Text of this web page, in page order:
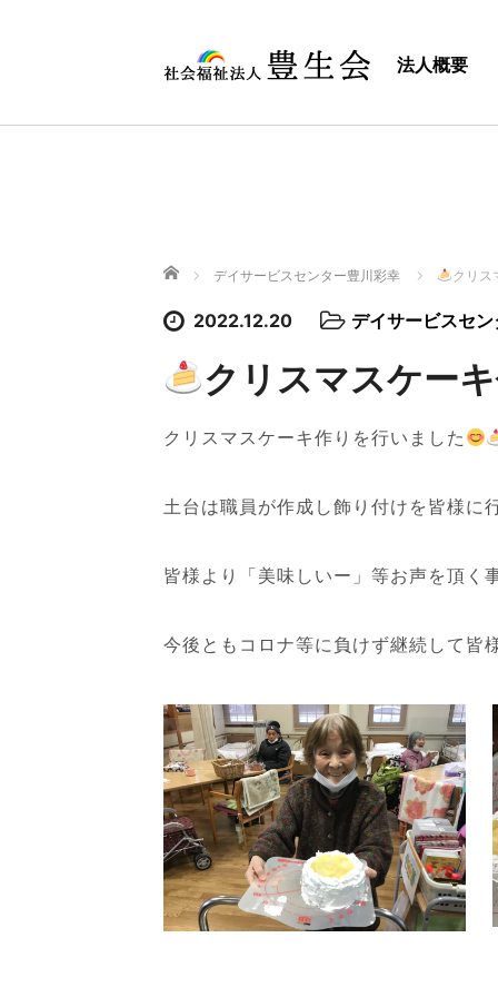
法人概要
ホーム デイサービスセンター豊川彩幸 クリス
2022.12.20 デイサービスセ
クリスマスケー
クリスマスケーキ作りを行いました
土台は職員が作成し飾り付けを皆様に
皆様より「美味しいー」等お声を頂く
今後ともコロナ等に負けず継続して皆